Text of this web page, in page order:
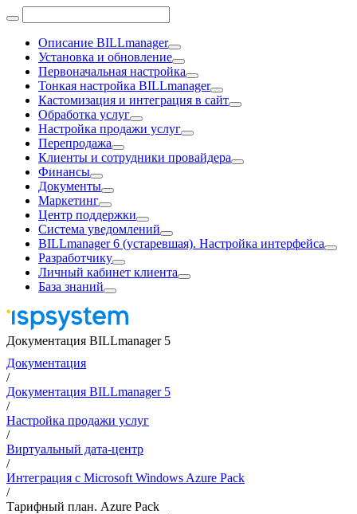
Описание BILLmanager
Установка и обновление
Первоначальная настройка
Тонкая настройка BILLmanager
Кастомизация и интеграция в сайт
Обработка услуг
Настройка продажи услуг
Перепродажа
Клиенты и сотрудники провайдера
Финансы
Документы
Маркетинг
Центр поддержки
Система уведомлений
BILLmanager 6 (устаревшая). Настройка интерфейса
Разработчику
Личный кабинет клиента
База знаний
Документация BILLmanager 5
Документация
/
Документация BILLmanager 5
/
Настройка продажи услуг
/
Виртуальный дата-центр
/
Интеграция с Microsoft Windows Azure Pack
/
Тарифный план. Azure Pack